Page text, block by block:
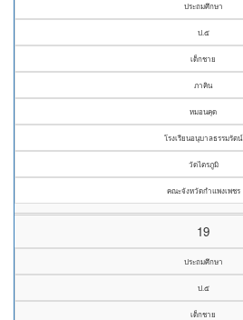
ประถมศึกษา
ป.๕
เด็กชาย
ภาคิน
หมอนคุด
โรงเรียนอนุบาลธรรมรัตน์
วัดไตรภูมิ
คณะจังหวัดกำแพงเพชร
19
ประถมศึกษา
ป.๕
เด็กชาย